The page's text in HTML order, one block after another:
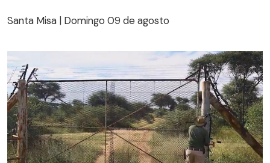
Santa Misa | Domingo 09 de agosto